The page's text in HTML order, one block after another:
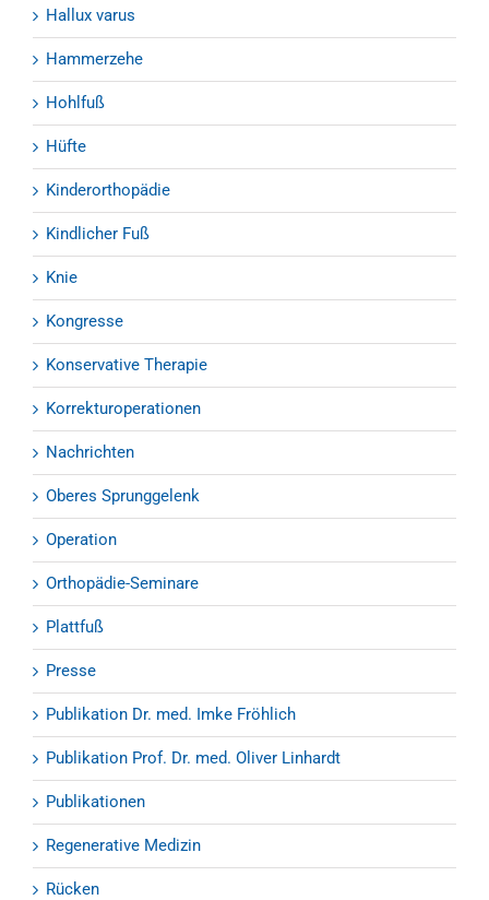
Hallux varus
Hammerzehe
Hohlfuß
Hüfte
Kinderorthopädie
Kindlicher Fuß
Knie
Kongresse
Konservative Therapie
Korrekturoperationen
Nachrichten
Oberes Sprunggelenk
Operation
Orthopädie-Seminare
Plattfuß
Presse
Publikation Dr. med. Imke Fröhlich
Publikation Prof. Dr. med. Oliver Linhardt
Publikationen
Regenerative Medizin
Rücken